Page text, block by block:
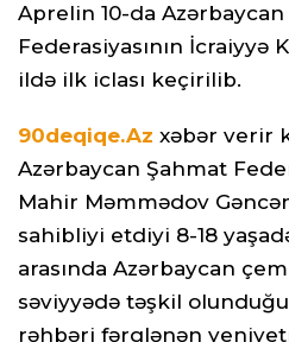
Aprelin 10-da
Federasiyasının İcraiyyə
ildə ilk iclası keçirilib.
90deqiqe.Az xəbər verir
Azərbaycan Şahmat
Mahir Məmmədov
sahibliyi etdiyi 8-18
arasında Azərbaycan
səviyyədə təşkil
rəhbəri fərqlənən